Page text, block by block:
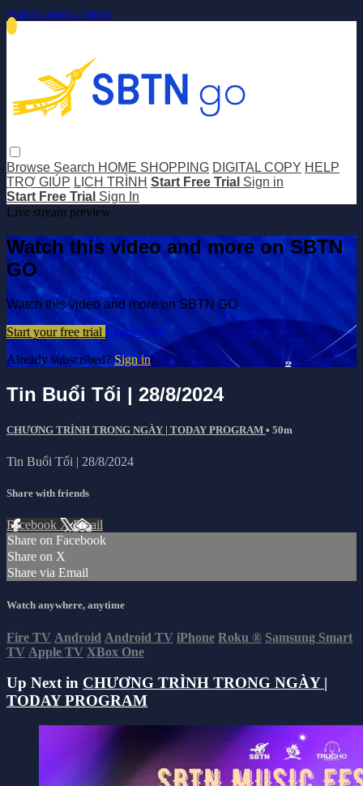
Skip to main content
Browse Search HOME SHOPPING DIGITAL COPY HELP
TRỢ GIÚP LỊCH TRÌNH Start Free Trial Sign in
Start Free Trial Sign In
Live stream preview
Watch this video and more on SBTN
GO
Watch this video and more on SBTN GO
Start your free trial Learn more
Already subscribed? Sign in
Tin Buổi Tối | 28/8/2024
CHƯƠNG TRÌNH TRONG NGÀY | TODAY PROGRAM • 50m
Tin Buổi Tối | 28/8/2024
Share with friends
Facebook XEmail
Share on Facebook
Share on X
Share via Email
Watch anywhere, anytime
Fire TV Android Android TV iPhone Roku ® Samsung Smart
TV Apple TV XBox One
Up Next in CHƯƠNG TRÌNH TRONG NGÀY |
TODAY PROGRAM